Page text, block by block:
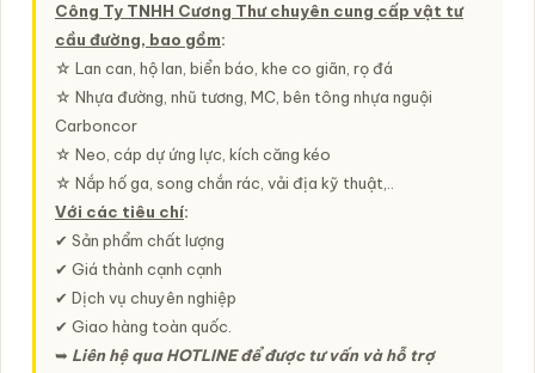
Công Ty TNHH Cương Thư chuyên cung cấp vật tư
cầu đường, bao gồm:
☆ Lan can, hộ lan, biển báo, khe co giãn, rọ đá
☆ Nhựa đường, nhũ tương, MC, bên tông nhựa nguội
Carboncor
☆ Neo, cáp dự ứng lực, kích căng kéo
☆ Nắp hố ga, song chắn rác, vải địa kỹ thuật,..
Với các tiêu chí:
✔ Sản phẩm chất lượng
✔ Giá thành cạnh cạnh
✔ Dịch vụ chuyên nghiệp
✔ Giao hàng toàn quốc.
➥ Liên hệ qua HOTLINE để được tư vấn và hỗ trợ